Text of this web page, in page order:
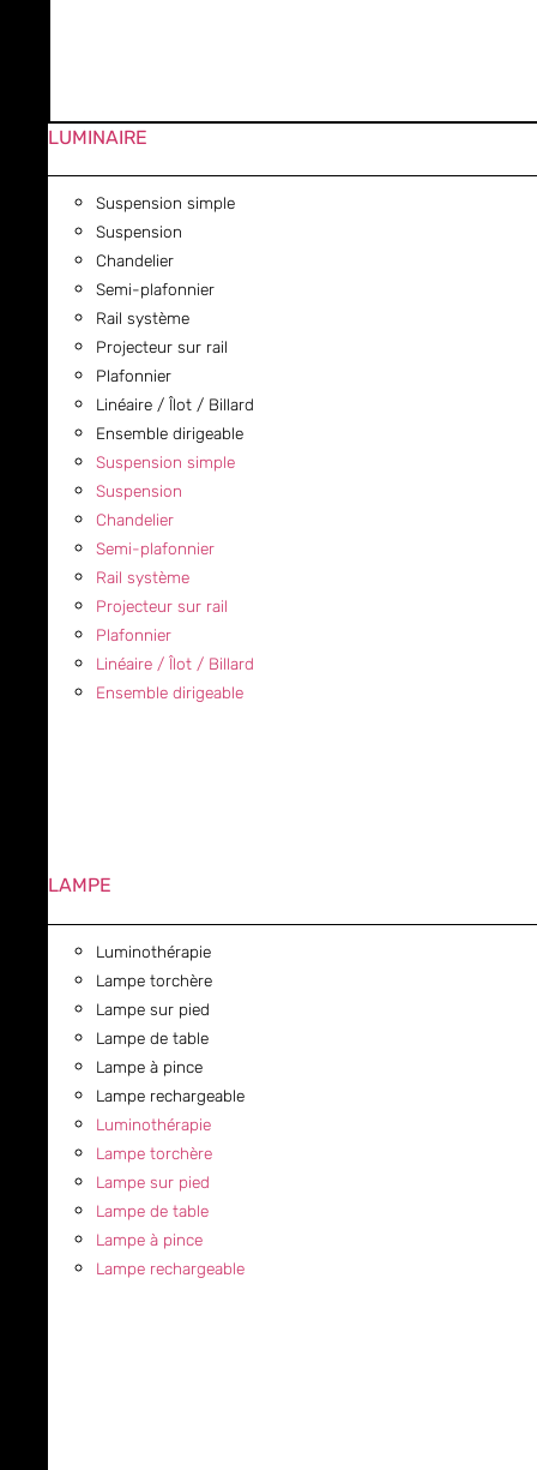
LUMINAIRE
Suspension simple
Suspension
Chandelier
Semi-plafonnier
Rail système
Projecteur sur rail
Plafonnier
Linéaire / Îlot / Billard
Ensemble dirigeable
Suspension simple
Suspension
Chandelier
Semi-plafonnier
Rail système
Projecteur sur rail
Plafonnier
Linéaire / Îlot / Billard
Ensemble dirigeable
LAMPE
Luminothérapie
Lampe torchère
Lampe sur pied
Lampe de table
Lampe à pince
Lampe rechargeable
Luminothérapie
Lampe torchère
Lampe sur pied
Lampe de table
Lampe à pince
Lampe rechargeable